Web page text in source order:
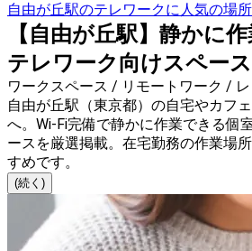
自由が丘駅のテレワークに人気の場所
【自由が丘駅】静かに
テレワーク向けスペー
ワークスペース / リモートワーク /
自由が丘駅（東京都）の自宅やカフ
へ。Wi-Fi完備で静かに作業できる個
ースを厳選掲載。在宅勤務の作業場
すめです。
(続く)